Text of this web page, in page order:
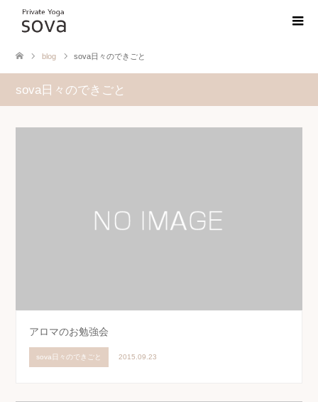
blog sova日々のできごと
sova日々のできごと
アロマのお勉強会
sova日々のできごと 2015.09.23